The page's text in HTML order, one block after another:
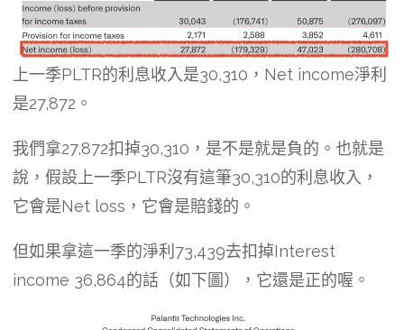
上一季PLTR的利息收入是30,310，Net income淨利
是27,872。
我們拿27,872扣掉30,310，是不是就是負的。也就是
說，假設上一季PLTR沒有這筆30,310的利息收入，
它會是Net loss，它會是賠錢的。
但如果拿這一季的淨利73,439去扣掉Interest
income 36,864的話（如下圖），它還是正的喔。